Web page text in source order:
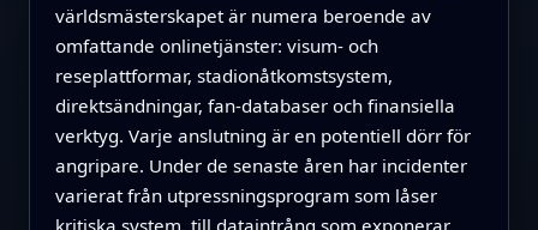
världsmästerskapet är numera beroende av
omfattande onlinetjänster: visum- och
reseplattformar, stadionåtkomstsystem,
direktsändningar, fan-databaser och finansiella
verktyg. Varje anslutning är en potentiell dörr för
angripare. Under de senaste åren har incidenter
varierat från utpressningsprogram som låser